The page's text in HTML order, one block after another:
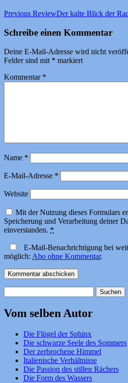
Previous ReviewDer kalte Blick der
Schreibe einen Kommentar
Deine E-Mail-Adresse wird nicht
Felder sind mit * markiert
Kommentar *
Name *
E-Mail-Adresse *
Website
Mit der Nutzung dieses Formulars
Speicherung und Verarbeitung deiner
einverstanden. *
E-Mail-Benachrichtigung bei
möglich: Abo ohne Kommentar.
nach:
Vom selben Autor
Die Flügel der Sphinx
Die schwarze Seele des Sommers
Der zerbrochene Himmel
Italienische Verhältnisse
Die Passion des stillen Rächers
Die Form des Wassers